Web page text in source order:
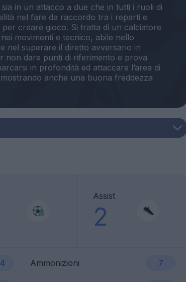
in un attacco a due che in tutti i ruoli di
nel fare da raccordo tra i reparti e
creare gioco. Si tratta di un calciatore
movimenti e tecnico, abile nello
nel superare il diretto avversario in
non dare punti di riferimento e prova
in profondità ed attaccare l’area di
anche una buona freddezza
Assist
2
Ammonizioni 7